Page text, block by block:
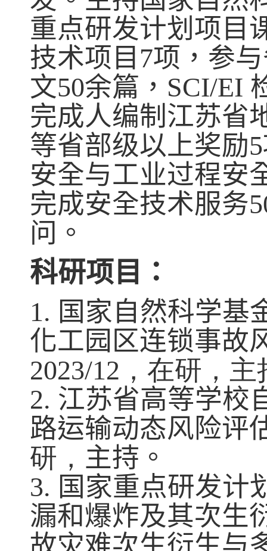
重点研发计划项目
技术项目 7项，参
文50余篇， SCI/EI
完成人编制江苏省
等省部级以上奖励5
安全与工业过程安
完成安全技术服务5
问。
科研项目：
1. 国家自然科学基
化工园区连锁事故
2023/12 ，在研，
2. 江苏省高等学校
路运输动态风险评
研， 主持。
3. 国家重点研发计
漏和爆炸及其次生